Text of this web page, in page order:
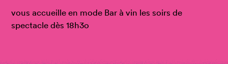
vous accueille en mode Bar à vin les soirs de
spectacle dès 18h3o